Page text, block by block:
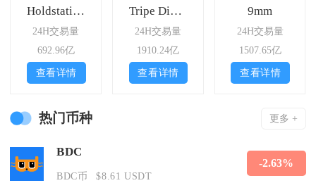
Holdstation
24H交易量
692.96亿
查看详情
Tripe Dice Exchange
24H交易量
1910.24亿
查看详情
9mm
24H交易量
1507.65亿
查看详情
热门币种 更多 +
BDC
BDC币 $8.61 USDT
-2.63%